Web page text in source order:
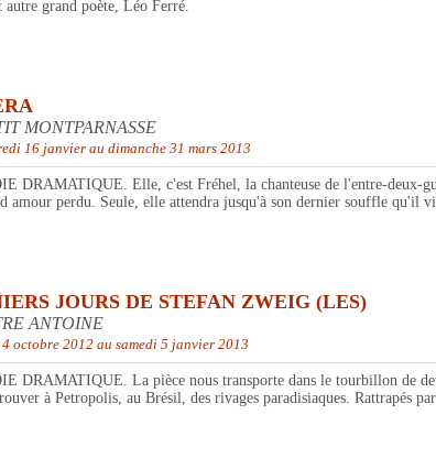
autre grand poète, Léo Ferré.
MONTPARNASSE
16 janvier au dimanche 31 mars 2013
DRAMATIQUE. Elle, c'est Fréhel, la chanteuse de l'entre-deux-
amour perdu. Seule, elle attendra jusqu'à son dernier souffle qu'il
JOURS DE STEFAN ZWEIG (LES)
ANTOINE
octobre 2012 au samedi 5 janvier 2013
DRAMATIQUE. La pièce nous transporte dans le tourbillon de
à Petropolis, au Brésil, des rivages paradisiaques. Rattrapés